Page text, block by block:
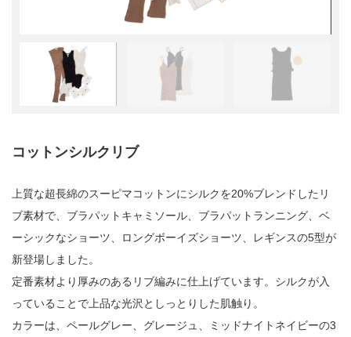
コットンシルクリブ
上質な超長綿のスーピマコットンにシルクを20%ブレンドしたリ
ブ素材で、ブラパットキャミソール、ブラパットランニング、ベ
ーシックなショーツ、ロングボーイズショーツ、レギンスの5型が
新登場しました。
定番素材より厚みのあるリブ編みに仕上げています。シルクが入
っていることで上品な光沢としっとりした肌触り。
カラーは、ペールグレー、グレージュ、ミッドナイトネイビーの3